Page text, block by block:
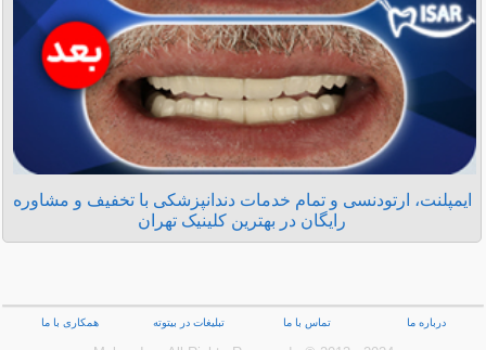
ایمپلنت، ارتودنسی و تمام خدمات دندانپزشکی با تخفیف و مشاوره
رایگان در بهترین کلینیک تهران
درباره ما تماس با ما تبلیغات در بیتوته همکاری با ما